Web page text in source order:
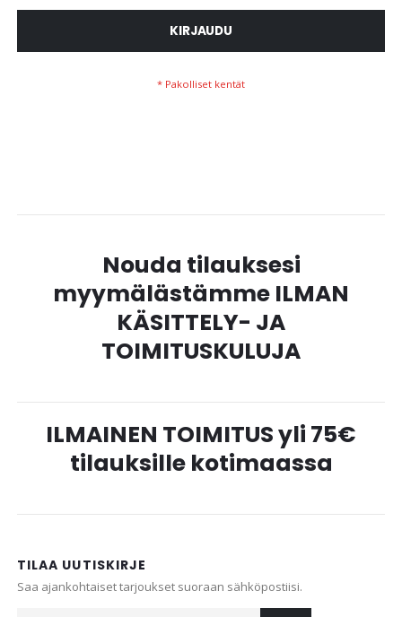
KIRJAUDU
Nouda tilauksesi
myymälästämme ILMAN
KÄSITTELY- JA
TOIMITUSKULUJA
ILMAINEN TOIMITUS yli 75€
tilauksille kotimaassa
TILAA UUTISKIRJE
Saa ajankohtaiset tarjoukset suoraan sähköpostiisi.